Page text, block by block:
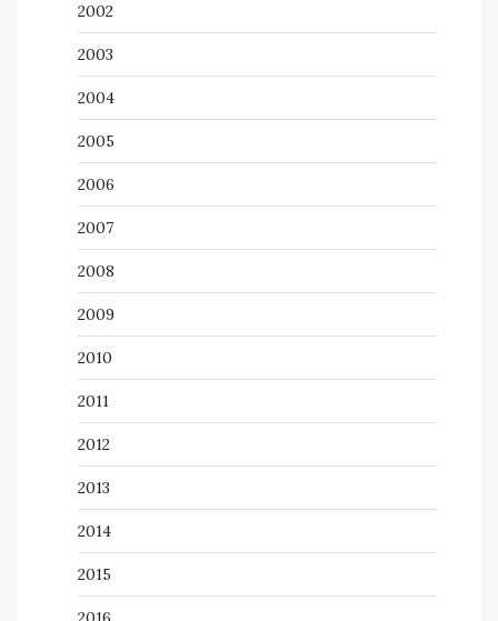
2002
2003
2004
2005
2006
2007
2008
2009
2010
2011
2012
2013
2014
2015